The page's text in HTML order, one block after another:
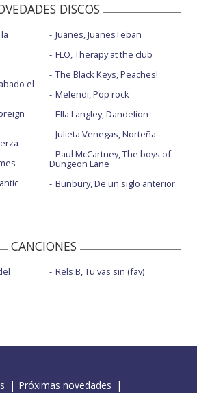
DISCOS
el
Juanes, JuanesTeban
FLO, Therapy at the club
The Black Keys, Peaches!
Melendi, Pop rock
Ella Langley, Dandelion
Julieta Venegas, Norteña
Paul McCartney, The boys of
Dungeon Lane
Bunbury, De un siglo anterior
CANCIONES
Rels B, Tu vas sin (fav)
Próximas novedades